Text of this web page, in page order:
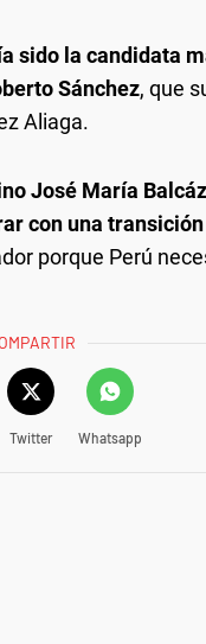
sido la candidata
Sánchez, que
Aliaga.
José María
con una
porque Perú
Twitter Whatsapp